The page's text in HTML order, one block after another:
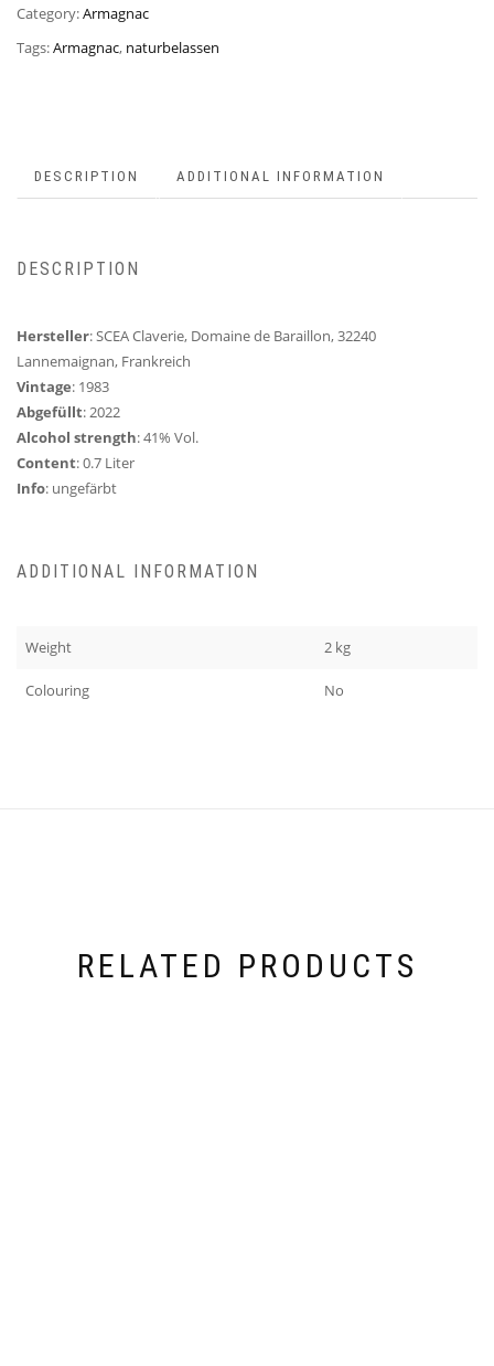
Category:Armagnac
Tags:Armagnac, naturbelassen
DESCRIPTION ADDITIONAL INFORMATION
DESCRIPTION
Hersteller: SCEA Claverie, Domaine de Baraillon, 32240
Lannemaignan, Frankreich
Vintage: 1983
Abgefüllt: 2022
Alcohol strength: 41% Vol.
Content: 0.7 Liter
Info: ungefärbt
ADDITIONAL INFORMATION
Weight 2 kg
Colouring No
RELATED PRODUCTS